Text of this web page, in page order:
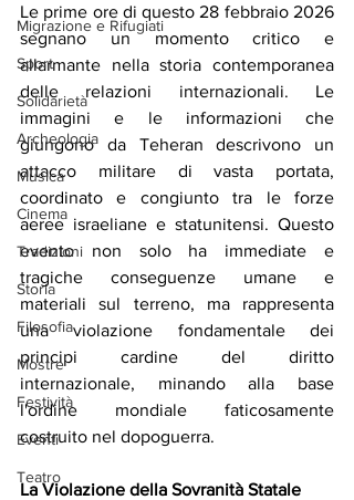
Migrazione e Rifugiati
Sport
Solidarietà
Archeologia
Musica
Cinema
Tradizioni
Storia
Filosofia
Mostre
Festività
Eventi
Teatro
Le prime ore di questo 28 febbraio 2026
segnano un momento critico e
allarmante nella storia contemporanea
delle relazioni internazionali. Le
immagini e le informazioni che
giungono da Teheran descrivono un
attacco militare di vasta portata,
coordinato e congiunto tra le forze
aeree israeliane e statunitensi. Questo
evento non solo ha immediate e
tragiche conseguenze umane e
materiali sul terreno, ma rappresenta
una violazione fondamentale dei
principi cardine del diritto
internazionale, minando alla base
l'ordine mondiale faticosamente
costruito nel dopoguerra.
La Violazione della Sovranità Statale